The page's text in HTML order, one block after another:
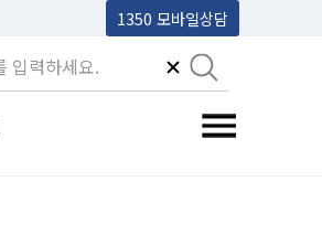
1350 모바일상담
전체메뉴 토글